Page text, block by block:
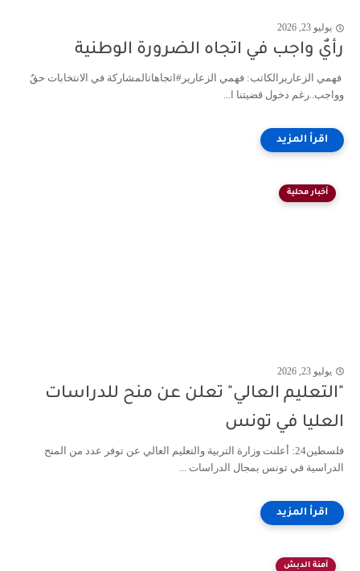
يوليو 23, 2026
رأيٌ واجب في اتجاه الضرورة الوطنية
فهمي الزعاريرالكاتب: فهمي الزعارير#اتجاهاتالمشاركة في الانتخابات حقٌ
وواجب..رغم دخول قضيتنا ا...
أخبار محلية
يوليو 23, 2026
"التعليم العالي" تعلن عن منح للدراسات
العليا في تونس
فلسطين24: أعلنت وزارة التربية والتعليم العالي عن توفر عدد من المنح
الدراسية في تونس بمجال الدراسات ...
آمنة الدبش